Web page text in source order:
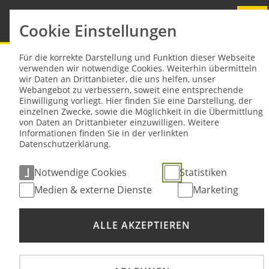
Sie sind hier: NEWS
ADAC SimRacing Rallycross Cup
startet in die dritte Saison
11. Mai 2026
Cookie Einstellungen
Für die korrekte Darstellung und Funktion dieser Webseite
verwenden wir notwendige Cookies. Weiterhin übermitteln
wir Daten an Drittanbieter, die uns helfen, unser
Webangebot zu verbessern, soweit eine entsprechende
Einwilligung vorliegt. Hier finden Sie eine Darstellung, der
einzelnen Zwecke, sowie die Möglichkeit in die Übermittlung
von Daten an Drittanbieter einzuwilligen. Weitere
Informationen finden Sie in der verlinkten
Datenschutzerklärung.
Notwendige Cookies
Statistiken
Medien & externe Dienste
Marketing
ALLE AKZEPTIEREN